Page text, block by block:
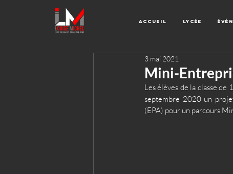
Accueil Lycée
Mini-
3 mai 2021
Les élèves de la classe
septembre 2020 un
(EPA) pour un parcours